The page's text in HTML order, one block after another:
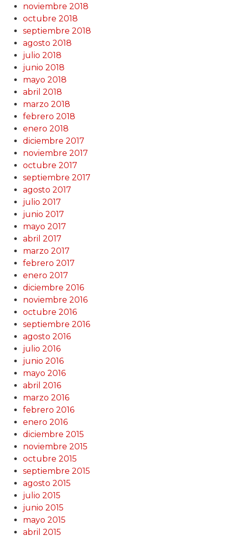
noviembre 2018
octubre 2018
septiembre 2018
agosto 2018
julio 2018
junio 2018
mayo 2018
abril 2018
marzo 2018
febrero 2018
enero 2018
diciembre 2017
noviembre 2017
octubre 2017
septiembre 2017
agosto 2017
julio 2017
junio 2017
mayo 2017
abril 2017
marzo 2017
febrero 2017
enero 2017
diciembre 2016
noviembre 2016
octubre 2016
septiembre 2016
agosto 2016
julio 2016
junio 2016
mayo 2016
abril 2016
marzo 2016
febrero 2016
enero 2016
diciembre 2015
noviembre 2015
octubre 2015
septiembre 2015
agosto 2015
julio 2015
junio 2015
mayo 2015
abril 2015